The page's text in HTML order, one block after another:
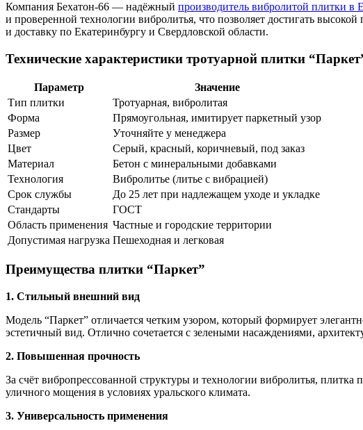
Компания Бехатон-66 — надёжный производитель вибролитой плитки в
и проверенной технологии вибролитья, что позволяет достигать
и доставку по Екатеринбургу и Свердловской области.
Технические характеристики тротуарной плитки
Параметр
Значение
Тип плитки
Тротуарная, вибролитая
Форма
Прямоугольная, имитирует паркетный узор
Размер
Уточняйте у менеджера
Цвет
Серый, красный, коричневый, под заказ
Материал
Бетон с минеральными добавками
Технология
Вибролитье (литье с вибрацией)
Срок службы
До 25 лет при надлежащем уходе и укладке
Стандарты
ГОСТ
Область применения Частные и городские территории
Допустимая нагрузка Пешеходная и легковая
Преимущества плитки “Паркет”
1. Стильный внешний вид
Модель “Паркет” отличается четким узором, который формирует
эстетичный вид. Отлично сочетается с зелеными насаждениями,
2. Повышенная прочность
За счёт вибропрессованной структуры и технологии вибролитья,
уличного мощения в условиях уральского климата.
3. Универсальность применения